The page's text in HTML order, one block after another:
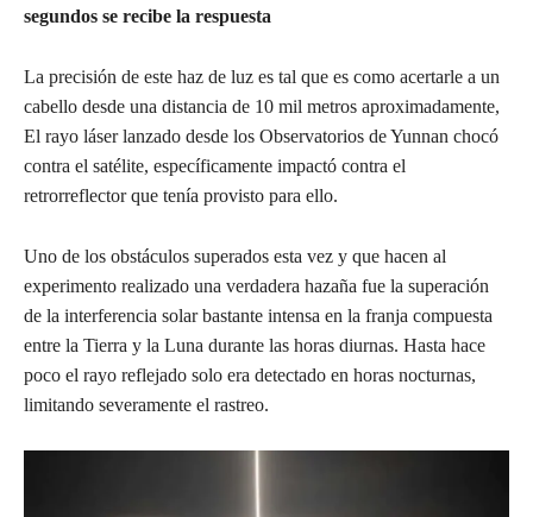
segundos se recibe la respuesta
La precisión de este haz de luz es tal que es como acertarle a un
cabello desde una distancia de 10 mil metros aproximadamente,
El rayo láser lanzado desde los Observatorios de Yunnan chocó
contra el satélite, específicamente impactó contra el
retrorreflector que tenía provisto para ello.
Uno de los obstáculos superados esta vez y que hacen al
experimento realizado una verdadera hazaña fue la superación
de la interferencia solar bastante intensa en la franja compuesta
entre la Tierra y la Luna durante las horas diurnas. Hasta hace
poco el rayo reflejado solo era detectado en horas nocturnas,
limitando severamente el rastreo.